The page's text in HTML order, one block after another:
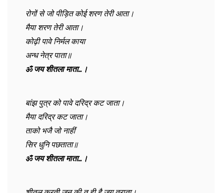
रोगों से जो पीड़ित कोई शरण तेरी आता।
मैया शरण तेरी आता।
कोढ़ी पावे निर्मल काया
अन्ध नेत्र पाता॥
ॐ जय शीतला माता…।
बांझ पुत्र को पावे दरिद्र कट जाता।
मैया दरिद्र कट जाता।
ताको भजै जो नाहीं
सिर धुनि पछताता॥
ॐ जय शीतला माता…।